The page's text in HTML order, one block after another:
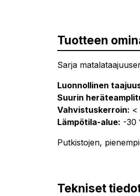
Tuotteen
Sarja
Luonnollinen
Suurin
Vahvistuskerroin: <
Lämpötila-alue: -30
Putkistojen,
Tekniset